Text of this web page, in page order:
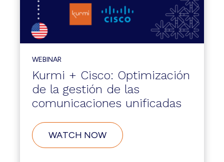
WEBINAR
Kurmi + Cisco: Optimización
de la gestión de las
comunicaciones unificadas
WATCH NOW